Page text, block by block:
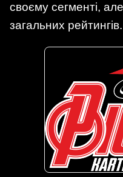
своєму сегменті,
загальних рейтингів.